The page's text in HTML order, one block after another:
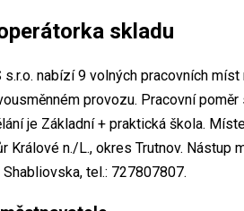
skladu
s.r.o. nabízí 9 volných pracovních
provozu. Pracovní
je Základní + praktická škola.
Králové n./L., okres Trutnov. Nástup
tel.: 727807807.